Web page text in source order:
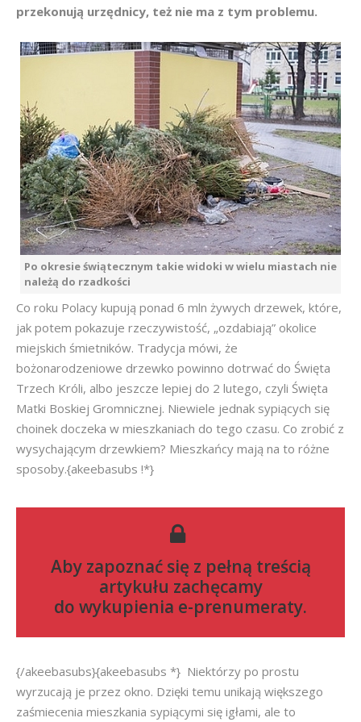
przekonują urzędnicy, też nie ma z tym problemu.
Po okresie świątecznym takie widoki w wielu miastach nie
należą do rzadkości
Co roku Polacy kupują ponad 6 mln żywych drzewek, które,
jak potem pokazuje rzeczywistość, „ozdabiają” okolice
miejskich śmietników. Tradycja mówi, że
bożonarodzeniowe drzewko powinno dotrwać do Święta
Trzech Króli, albo jeszcze lepiej do 2 lutego, czyli Święta
Matki Boskiej Gromnicznej. Niewiele jednak sypiących się
choinek doczeka w mieszkaniach do tego czasu. Co zrobić z
wysychającym drzewkiem? Mieszkańcy mają na to różne
sposoby.{akeebasubs !*}
Aby zapoznać się z pełną treścią
artykułu zachęcamy
do wykupienia e-prenumeraty.
{/akeebasubs}{akeebasubs *} Niektórzy po prostu
wyrzucają je przez okno. Dzięki temu unikają większego
zaśmiecenia mieszkania sypiącymi się igłami, ale to